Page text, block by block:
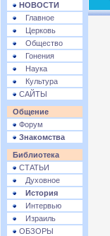
НОВОСТИ
Главное
Церковь
Общество
Гонения
Наука
Культура
САЙТЫ
Общение
Форум
Знакомства
Библиотека
СТАТЬИ
Духовное
История
Интервью
Израиль
ОБЗОРЫ